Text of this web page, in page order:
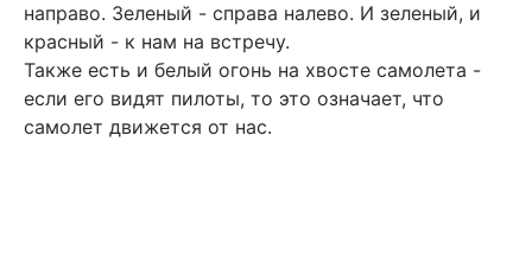
направо. Зеленый - справа налево. И зеленый, и
красный - к нам на встречу.
Также есть и белый огонь на хвосте самолета -
если его видят пилоты, то это означает, что
самолет движется от нас.